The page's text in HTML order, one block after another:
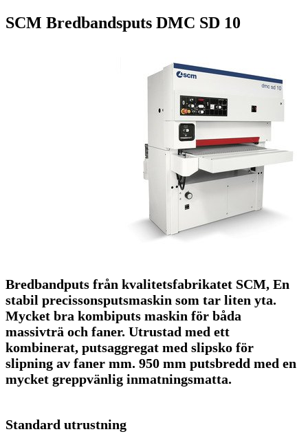
SCM Bredbandsputs DMC SD 10
Bredbandputs från kvalitetsfabrikatet SCM, En
stabil precissonsputsmaskin som tar liten yta.
Mycket bra kombiputs maskin för båda
massivträ och faner. Utrustad med ett
kombinerat, putsaggregat med slipsko för
slipning av faner mm. 950 mm putsbredd med en
mycket greppvänlig inmatningsmatta.
Standard utrustning